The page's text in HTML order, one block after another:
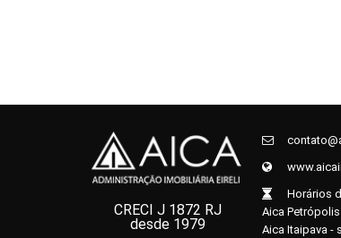
CRECI J 1872 RJ
desde 1979
Horários
Aica
Aica Itaipava -